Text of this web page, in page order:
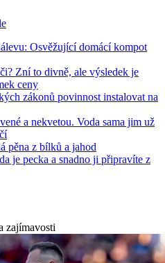
Osvěžující domácí kompot
Zní to divně, ale výsledek je
ceny
zákonů povinnost instalovat na
a nekvetou. Voda sama jim už
pěna z bílků a jahod
je pecka a snadno ji připravíte z
zajímavosti